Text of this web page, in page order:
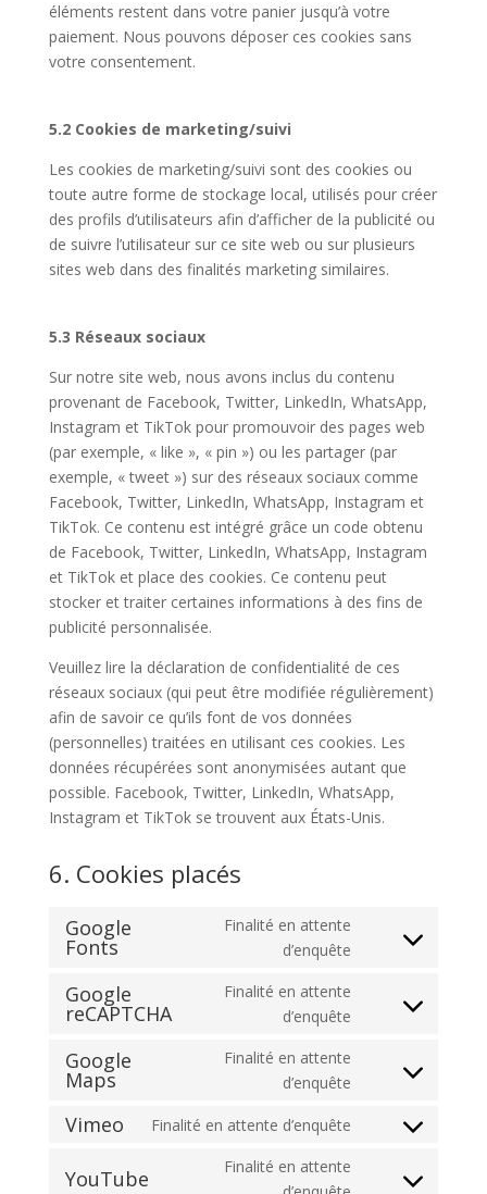
éléments restent dans votre panier jusqu’à votre
paiement. Nous pouvons déposer ces cookies sans
votre consentement.
5.2 Cookies de marketing/suivi
Les cookies de marketing/suivi sont des cookies ou
toute autre forme de stockage local, utilisés pour créer
des profils d’utilisateurs afin d’afficher de la publicité ou
de suivre l’utilisateur sur ce site web ou sur plusieurs
sites web dans des finalités marketing similaires.
5.3 Réseaux sociaux
Sur notre site web, nous avons inclus du contenu
provenant de Facebook, Twitter, LinkedIn, WhatsApp,
Instagram et TikTok pour promouvoir des pages web
(par exemple, « like », « pin ») ou les partager (par
exemple, « tweet ») sur des réseaux sociaux comme
Facebook, Twitter, LinkedIn, WhatsApp, Instagram et
TikTok. Ce contenu est intégré grâce un code obtenu
de Facebook, Twitter, LinkedIn, WhatsApp, Instagram
et TikTok et place des cookies. Ce contenu peut
stocker et traiter certaines informations à des fins de
publicité personnalisée.
Veuillez lire la déclaration de confidentialité de ces
réseaux sociaux (qui peut être modifiée régulièrement)
afin de savoir ce qu’ils font de vos données
(personnelles) traitées en utilisant ces cookies. Les
données récupérées sont anonymisées autant que
possible. Facebook, Twitter, LinkedIn, WhatsApp,
Instagram et TikTok se trouvent aux États-Unis.
6. Cookies placés
Google
Fonts
Finalité en attente
d’enquête
Consent
service
Google
reCAPTCHA
Finalité en attente
d’enquête
Consent
service
Google
Maps
Finalité en attente
d’enquête
Consent
service
maps
Vimeo Finalité en attente d’enquête
Consent
service
YouTube
Finalité en attente